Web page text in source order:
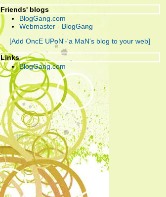
"Piranha 3D"... กัดกระจุย เลือด
กระจาย สามมิติกระเจิง!!!
"CHARICE"
เล็กแห่ง ‘เอเชีย’ ที่คู่ควรกับการ
เจียระไนโดย ‘อเมริกา’
"กวน มึน โฮ"... ความรัก อาจแพ้
บ้างอะไรบ้าง แต่ ความ ‘เห็นแก่
ตัว’ เอาชนะได้ทุกสิ่ง!
ดู{หนัง} วิธ มายเซลฟ์ : The Best of the Year
2010 กับ “การแสดง ..ที่สุดแห่งความประทับใจ”
ดู{หนัง} วิธ มายเซลฟ์ : The Best of the Year
2010 กับ “10 หนังดี ..in My Home”
ดู{หนัง} วิธ มายเซลฟ์ : The Best of the Year
2010 กับ “5 หนังไม่สนุก ให้อยากลืม เป็นที่สุด”
"The Social Network" ... วันนี้ คุณรู้จัก
Facebook ดีพอแล้วหรือยัง?
"Harry Potter and the Deathly Hallows : Part
I" ... ฉันต้องเปิด เพื่อจะปิด!
"Due Date" ... รวมกันเราต้องอยู่ (กรุณา)อย่าทิ้ง
ตูเป็นอันขาด!!?
"RED" ... โตอย่างสมวัย แก่อย่างมีคุณภาพ และ
จงระห่ำอย่างไม่เหลืออะไรจะเสีย!
"อินทรีแดง" ... สมศักดิ์ศรีที่ได้กลับมา ..วีรบุรุษที่
หนังไทยต้องการ!
"ชั่วฟ้าดินสลาย" ... เมื่อคำ “รัก” มีค่าเท่าคำว่า
“ร้าย” คงทำลายคนทั้งหลายให้วายวอด
Friends' blogs
BlogGang.com
Webmaster - BlogGang
[Add OncE UPoN'-'a MaN's blog to your web]
Links
BlogGang.com